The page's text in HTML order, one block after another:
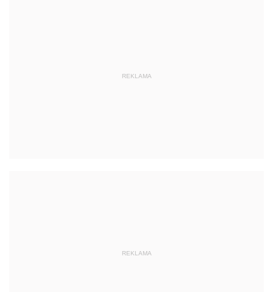
REKLAMA
REKLAMA